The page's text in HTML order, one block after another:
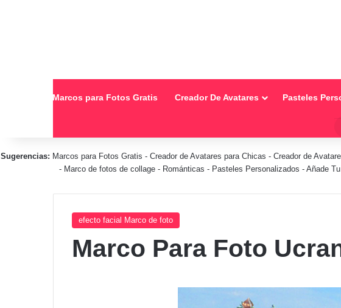
Marcos para Fotos Gratis Creador De Avatares Pasteles
Sugerencias: Marcos para Fotos Gratis - Creador de Avatares para Chicas - Creador de
- Marco de fotos de collage - Románticas - Pasteles Personalizados - Añade
efecto facial Marco de foto
Marco Para Foto